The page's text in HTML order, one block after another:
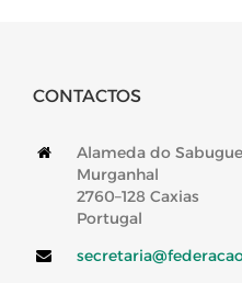
CONTACTOS
Alameda do
Murganhal
2760–128 Caxias
Portugal